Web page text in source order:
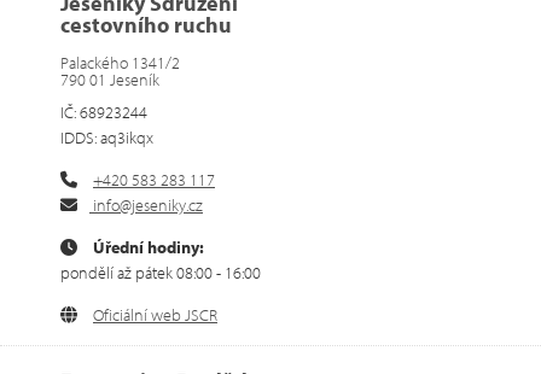
cestovního ruchu
Palackého 1341/2
790 01 Jeseník
IČ: 68923244
IDDS: aq3ikqx
+420 583 283 117
info@jeseniky.cz
Úřední hodiny:
pondělí až pátek 08:00 - 16:00
Oficiální web JSCR